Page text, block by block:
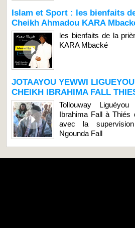
Islam et Sport : les bienfaits
Cheikh Ahmadou KARA
les bienfaits de la
KARA Mbacké
JOTAAYOU YEWWI
CHEIKH IBRAHIMA FALL
Tollouway
Ibrahima Fall à Thiés
avec la
Ngounda Fall